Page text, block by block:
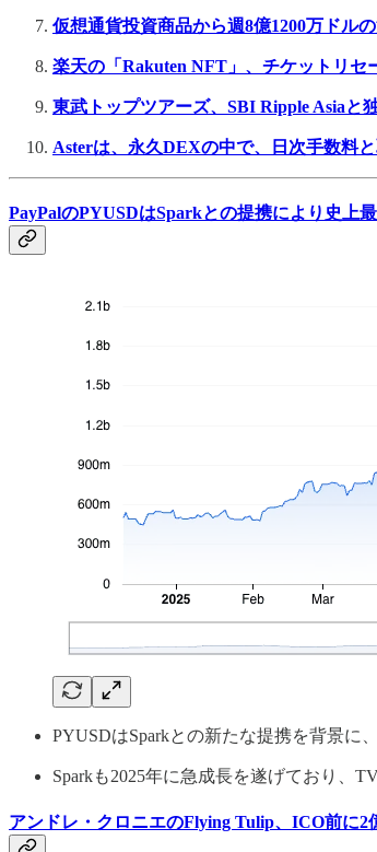
仮想通貨投資商品から週8億1200万ドル
楽天の「Rakuten NFT」、チケットリ
東武トップツアーズ、SBI Ripple Asiaと
Asterは、永久DEXの中で、日次手数料
PayPalのPYUSDはSparkとの提携により史上
PYUSDはSparkとの新たな提携を背景に
Sparkも2025年に急成長を遂げており、
アンドレ・クロニエのFlying Tulip、ICO前に2